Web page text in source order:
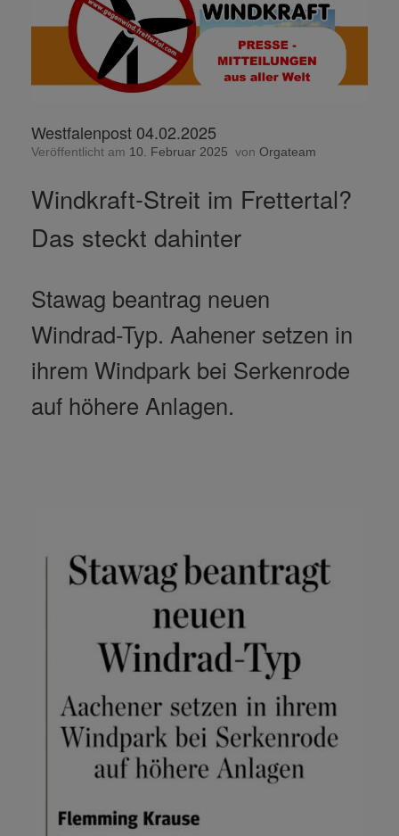
Westfalenpost 04.02.2025
Veröffentlicht am 10. Februar 2025 von Orgateam
Windkraft-Streit im Frettertal?
Das steckt dahinter
Stawag beantrag neuen
Windrad-Typ. Aahener setzen in
ihrem Windpark bei Serkenrode
auf höhere Anlagen.